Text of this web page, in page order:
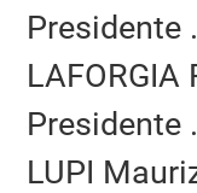
Presidente
Presidente
LUPI